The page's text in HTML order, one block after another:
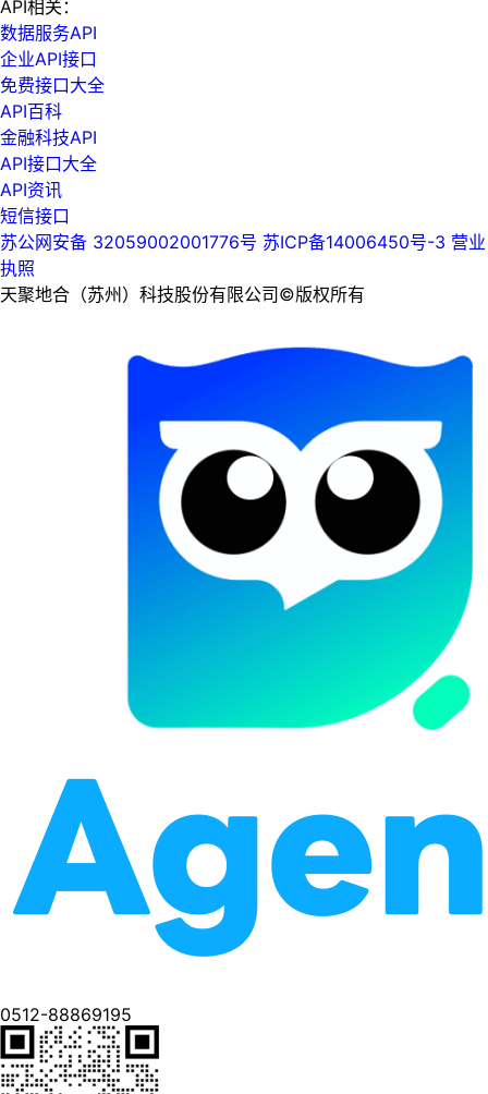
API相关：
数据服务API
企业API接口
免费接口大全
API百科
金融科技API
API接口大全
API资讯
短信接口
苏公网安备 32059002001776号 苏ICP备14006450号-3 营业
执照
天聚地合（苏州）科技股份有限公司©版权所有
0512-88869195